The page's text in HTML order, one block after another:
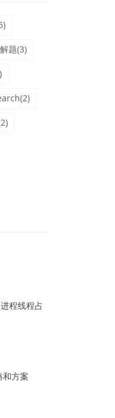
解题(3)
程线程占
和方案